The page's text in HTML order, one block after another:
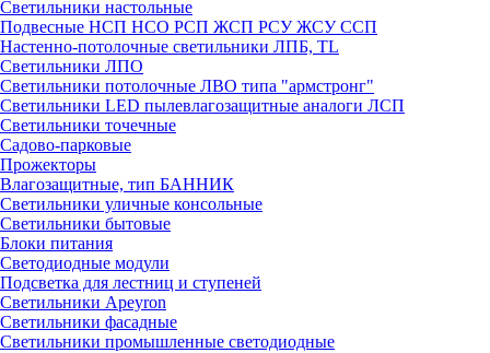
Светильники настольные
Подвесные НСП НСО РСП ЖСП РСУ ЖСУ ССП
Настенно-потолочные светильники ЛПБ, TL
Светильники ЛПО
Светильники потолочные ЛВО типа "армстронг"
Светильники LED пылевлагозащитные аналоги ЛСП
Светильники точечные
Садово-парковые
Прожекторы
Влагозащитные, тип БАННИК
Светильники уличные консольные
Светильники бытовые
Блоки питания
Светодиодные модули
Подсветка для лестниц и ступеней
Светильники Apeyron
Светильники фасадные
Светильники промышленные светодиодные